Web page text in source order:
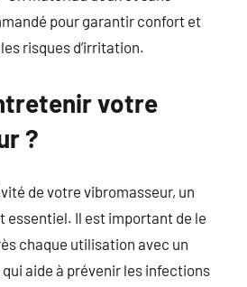
pour garantir confort et
risques d’irritation.
votre
?
de votre vibromasseur, un
essentiel. Il est important de le
chaque utilisation avec un
aide à prévenir les infections